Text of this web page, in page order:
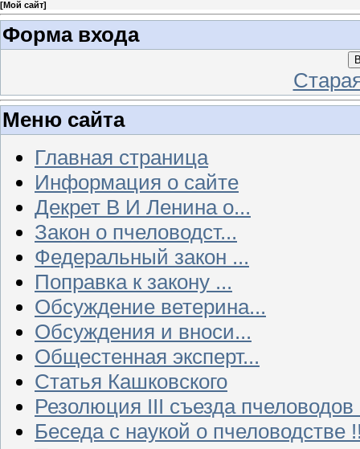
[Мой сайт]
Форма входа
Меню сайта
Главная страница
Информация о сайте
Декрет В И Ленина о...
Закон о пчеловодст...
Федеральный закон ...
Поправка к закону ...
Обсуждение ветерина...
Обсуждения и вноси...
Общестенная эксперт...
Статья Кашковского
Резолюция III съезда
Беседа с наукой о пчеловодстве